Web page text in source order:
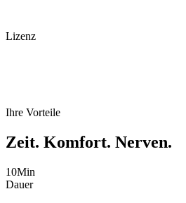
Lizenz
Ihre Vorteile
Zeit. Komfort. Nerven.
10Min
Dauer